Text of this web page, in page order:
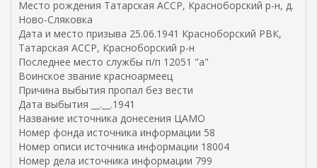
я
с
Место рождения Татарская АССР, Красноборский р-н, д.
Ново-Сляковка
Дата и место призыва 25.06.1941 Красноборский РВК,
Татарская АССР, Красноборский р-н
Последнее место службы п/п 12051 "а"
Воинское звание красноармеец
Причина выбытия пропал без вести
Дата выбытия __.__.1941
Название источника донесения ЦАМО
Номер фонда источника информации 58
Номер описи источника информации 18004
Номер дела источника информации 799